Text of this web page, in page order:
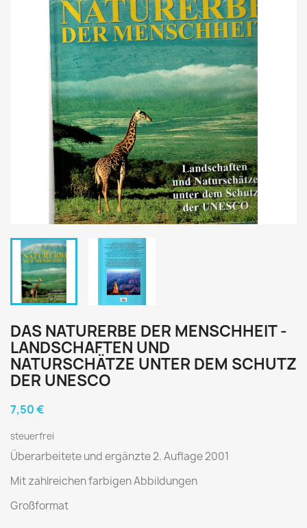
DAS NATURERBE DER MENSCHHEIT -
LANDSCHAFTEN UND
NATURSCHÄTZE UNTER DEM SCHUTZ
DER UNESCO
7,50 €
steuerfrei
Überarbeitete und ergänzte 2. Auflage 2001
Mit zahlreichen farbigen Abbildungen
Großformat